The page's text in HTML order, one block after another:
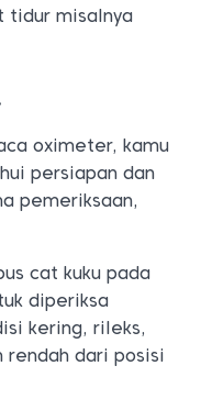
tidur misalnya
oximeter, kamu
persiapan dan
pemeriksaan,
cat kuku pada
diperiksa
kering, rileks,
dari posisi